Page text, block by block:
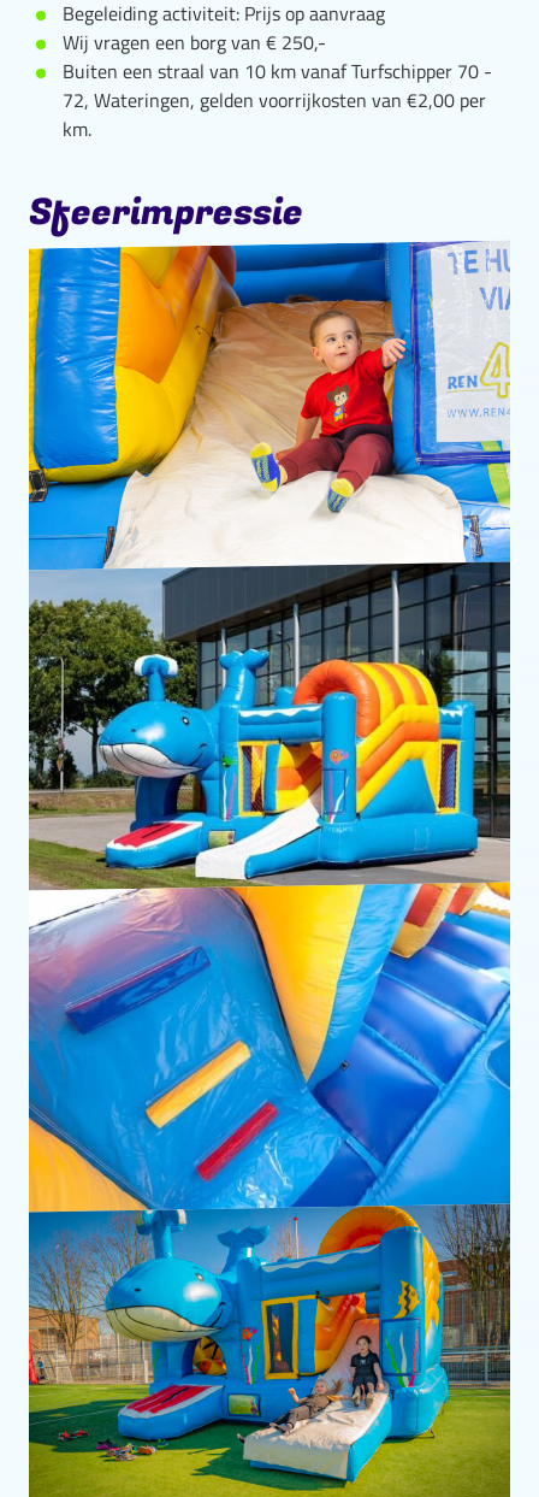
Begeleiding activiteit: Prijs op aanvraag
Wij vragen een borg van € 250,-
Buiten een straal van 10 km vanaf Turfschipper 70 -
72, Wateringen, gelden voorrijkosten van €2,00 per
km.
Sfeerimpressie